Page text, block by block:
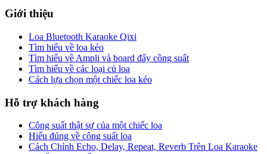
Giới thiệu
Loa Bluetooth Karaoke Qixi
Tìm hiểu về loa kéo
Tìm hiểu về Ampli và board đẩy công suất
Tìm hiểu về các loại củ loa
Cách lựa chọn một chiếc loa kéo
Hỗ trợ khách hàng
Công suất thật sự của một chiếc loa
Hiểu đúng về công suất loa
Cách Chỉnh Echo, Delay, Repeat, Reverb Trên Loa Karaoke